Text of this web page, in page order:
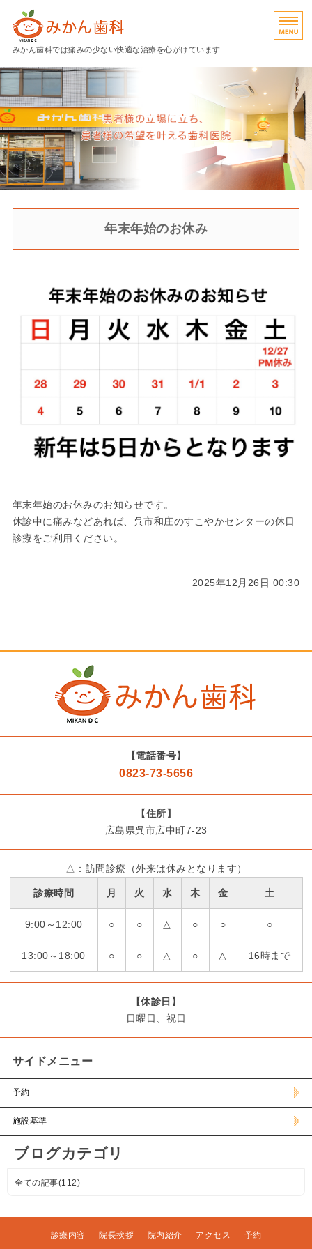
広島県呉市のみかん歯科｜予
みかん歯科では痛みの少ない快適な治療を心がけています
診療内容
院長挨拶
院内紹介
アクセス
年末年始のお休み
年末年始のお休みのお知らせです。
休診中に痛みなどあれば、呉市和庄のすこやかセンターの休日
診療をご利用ください。
2025年12月26日 00:30
【電話番号】
0823-73-5656
【住所】
広島県呉市広中町7-23
△：訪問診療（外来は休みとなります）
診療時間 月 火 水 木 金 土
9:00～12:00 ○ ○ △ ○ ○ ○
13:00～18:00 ○ ○ △ ○ △ 16時まで
【休診日】
日曜日、祝日
サイドメニュー
予約
施設基準
ブログカテゴリ
全ての記事(112)
診療内容 院長挨拶 院内紹介 アクセス 予約